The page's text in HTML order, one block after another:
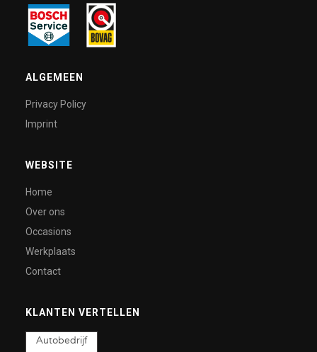
ALGEMEEN
Privacy Policy
Imprint
WEBSITE
Home
Over ons
Occasions
Werkplaats
Contact
KLANTEN VERTELLEN
Autobedrijf